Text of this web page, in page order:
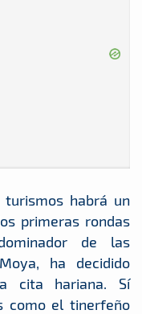
habrá un
primeras rondas
de las
ha decidido
cita hariana. Sí
como el tinerfeño